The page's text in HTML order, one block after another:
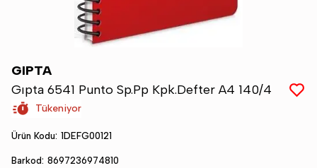
GIPTA
Gıpta 6541 Punto Sp.Pp Kpk.Defter A4 140/4
Tükeniyor
Ürün Kodu: 1DEFG00121
Barkod: 8697236974810